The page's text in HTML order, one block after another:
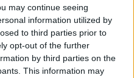
may continue seeing
information utilized by
to third parties prior to
opt-out of the further
by third parties on the
This information may